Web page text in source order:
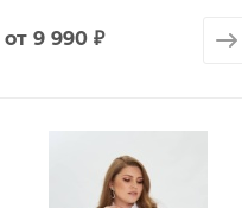
от 9 990 ₽